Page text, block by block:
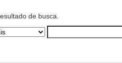
de busca.